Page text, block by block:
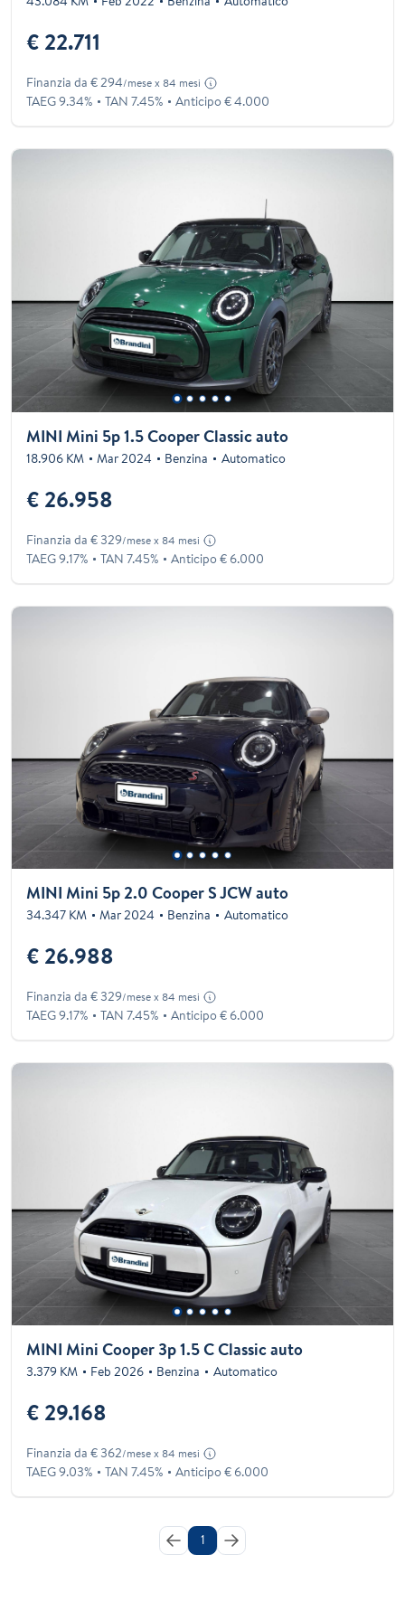
€ 22.711
Finanzia da € 294/mese x 84 mesi
TAEG 9.34% TAN 7.45% Anticipo € 4.000
MINI Mini 5p 1.5 Cooper Classic auto
18.906 KM Mar 2024 Benzina Automatico
€ 26.958
Finanzia da € 329/mese x 84 mesi
TAEG 9.17% TAN 7.45% Anticipo € 6.000
MINI Mini 5p 2.0 Cooper S JCW auto
34.347 KM Mar 2024 Benzina Automatico
€ 26.988
Finanzia da € 329/mese x 84 mesi
TAEG 9.17% TAN 7.45% Anticipo € 6.000
MINI Mini Cooper 3p 1.5 C Classic auto
3.379 KM Feb 2026 Benzina Automatico
€ 29.168
Finanzia da € 362/mese x 84 mesi
TAEG 9.03% TAN 7.45% Anticipo € 6.000
1